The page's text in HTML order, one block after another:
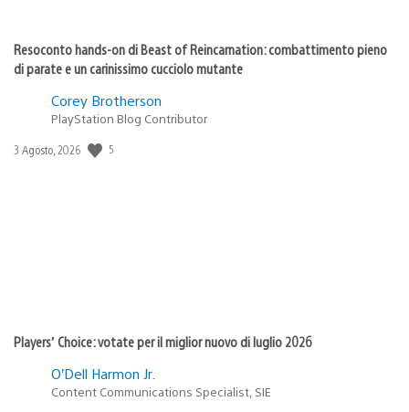
Resoconto hands-on di Beast of Reincarnation: combattimento pieno
di parate e un carinissimo cucciolo mutante
Corey Brotherson
PlayStation Blog Contributor
Data
3 Agosto, 2026 5
Players’ Choice: votate per il miglior nuovo di luglio 2026
O’Dell Harmon Jr.
Content Communications Specialist, SIE